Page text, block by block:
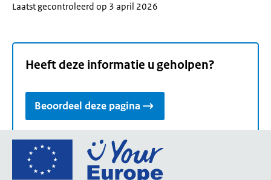
Laatst gecontroleerd op 3 april 2026
Heeft deze informatie u geholpen?
Beoordeel deze pagina
Ga
de